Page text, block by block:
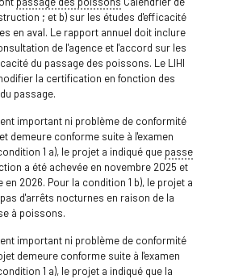
; et b) sur les études d'efficacité
en aval. Le rapport annuel doit inclure
de l'agence et l'accord sur les
du passage des poissons. Le LIHI
la certification en fonction des
passage.
important ni problème de conformité
demeure conforme suite à l'examen
1 a), le projet a indiqué que passe
a été achevée en novembre 2025 et
2026. Pour la condition 1 b), le projet a
d'arrêts nocturnes en raison de la
à poissons.
important ni problème de conformité
demeure conforme suite à l'examen
1 a), le projet a indiqué que la